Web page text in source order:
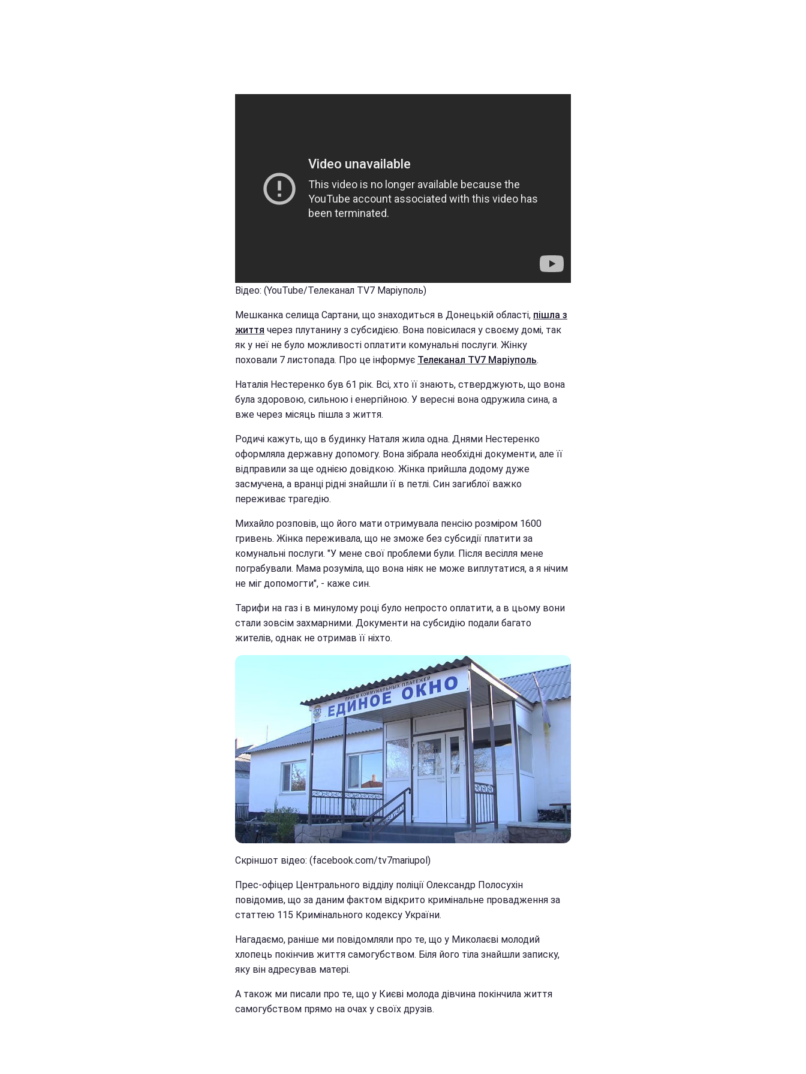
Відео: (YouTube/Телеканал ТV7 Маріуполь)
Мешканка селища Сартани, що знаходиться в Донецькій області, пішла з
життя через плутанину з субсидією. Вона повісилася у своєму домі, так
як у неї не було можливості оплатити комунальні послуги. Жінку
поховали 7 листопада. Про це інформує Телеканал ТV7 Маріуполь.
Наталія Нестеренко був 61 рік. Всі, хто її знають, стверджують, що вона
була здоровою, сильною і енергійною. У вересні вона одружила сина, а
вже через місяць пішла з життя.
Родичі кажуть, що в будинку Наталя жила одна. Днями Нестеренко
оформляла державну допомогу. Вона зібрала необхідні документи, але її
відправили за ще однією довідкою. Жінка прийшла додому дуже
засмучена, а вранці рідні знайшли її в петлі. Син загиблої важко
переживає трагедію.
Михайло розповів, що його мати отримувала пенсію розміром 1600
гривень. Жінка переживала, що не зможе без субсидії платити за
комунальні послуги. "У мене свої проблеми були. Після весілля мене
пограбували. Мама розуміла, що вона ніяк не може виплутатися, а я нічим
не міг допомогти", - каже син.
Тарифи на газ і в минулому році було непросто оплатити, а в цьому вони
стали зовсім захмарними. Документи на субсидію подали багато
жителів, однак не отримав її ніхто.
Скріншот відео: (facebook.com/tv7mariupol)
Прес-офіцер Центрального відділу поліції Олександр Полосухін
повідомив, що за даним фактом відкрито кримінальне провадження за
статтею 115 Кримінального кодексу України.
Нагадаємо, раніше ми повідомляли про те, що у Миколаєві молодий
хлопець покінчив життя самогубством. Біля його тіла знайшли записку,
яку він адресував матері.
А також ми писали про те, що у Києві молода дівчина покінчила життя
самогубством прямо на очах у своїх друзів.